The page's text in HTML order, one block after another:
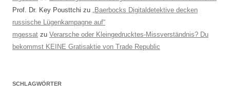
Prof. Dr. Key Pousttchi zu
„Baerbocks Digitaldetektive decken
russische Lügenkampagne auf“
mgessat zu Verarsche oder Kleingedrucktes-Missverständnis? Du
bekommst KEINE Gratisaktie von Trade Republic
SCHLAGWÖRTER